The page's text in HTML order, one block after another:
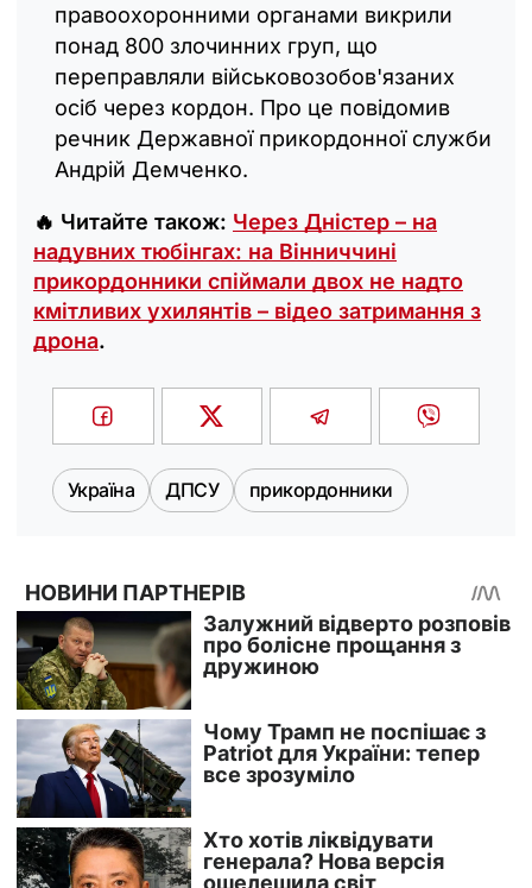
правоохоронними органами викрили
понад 800 злочинних груп, що
переправляли військовозобов'язаних
осіб через кордон. Про це повідомив
речник Державної прикордонної служби
Андрій Демченко.
🔥 Читайте також: Через Дністер – на
надувних тюбінгах: на Вінниччині
прикордонники спіймали двох не надто
кмітливих ухилянтів – відео затримання з
дрона.
Україна ДПСУ прикордонники